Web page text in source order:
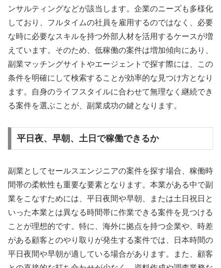
ンサルティングなどが該当します。企業のニーズも多様化
しており、フルタイムの社員を雇用するのではなく、必要
な時に必要なスキルを持つ外部人材を活用するケースが増
えています。そのため、低稼働の案件は増加傾向にあり、
副業マッチングサイトやエージェントで探す際には、この
条件を明確にして検索することが効率的な見つけ方となり
ます。自身のライフスタイルに合わせて無理なく継続でき
る案件を選ぶことが、副業成功の鍵となります。
平日夜、早朝、土日で稼働できるか
副業としてセールスエンジニアの案件を探す場合、稼働時
間帯の柔軟性も重要な要素となります。本業がある中で副
業をこなすためには、平日夜間や早朝、または土日祝日と
いった本業とは異なる時間帯に作業できる案件を見つける
ことが理想的です。特に、海外に拠点を持つ企業や、時差
がある顧客とのやり取りが発生する案件では、日本時間の
平日夜間や早朝が適している場合があります。また、顧客